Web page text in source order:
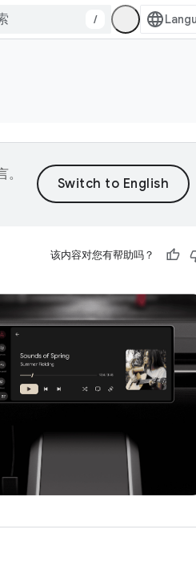
/
该内容对您有帮助吗？